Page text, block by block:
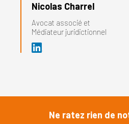
Nicolas Charrel
Avocat associé et
Médiateur juridictionnel
Ne ratez rien de